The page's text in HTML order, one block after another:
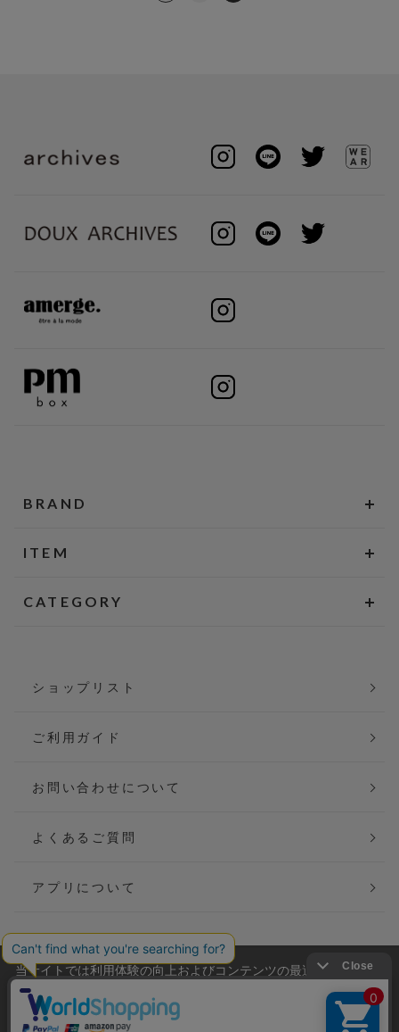
BRAND
ITEM
CATEGORY
ショップリスト
ご利用ガイド
お問い合わせについて
よくあるご質問
アプリについて
会社概要
ご利用規約
当サイトでは利用体験の向上およびコンテンツの最適な提供、ト
ラフィックの分析を目的としてCookieを使用しています。
サイトの閲覧を継続された場合、Cookieの利用に同意したことも
のといたします。